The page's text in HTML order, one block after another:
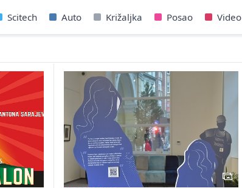
Scitech Auto Križaljka Posao Video